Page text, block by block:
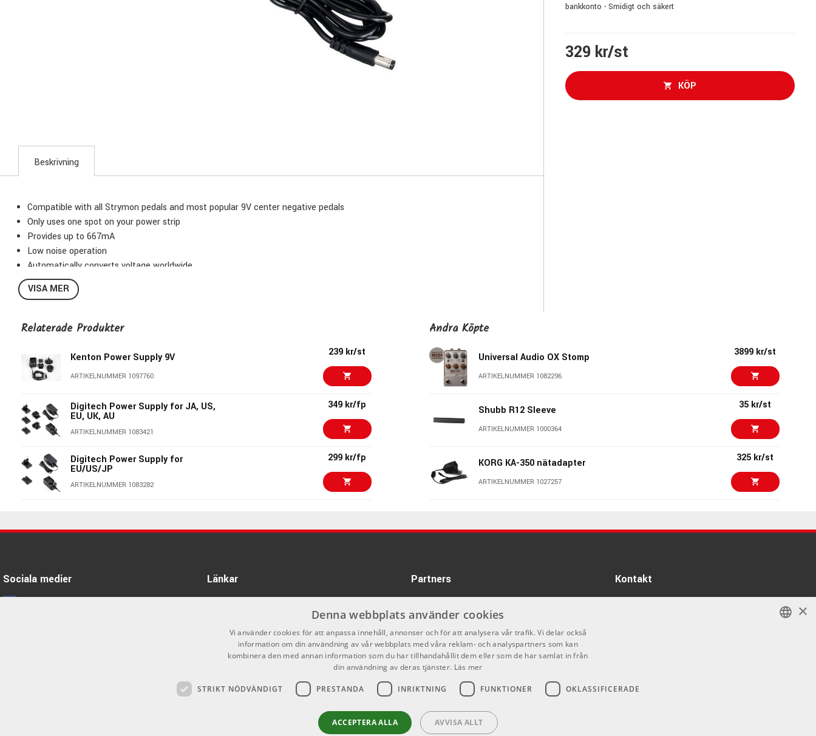
bankkonto - Smidigt och säkert
329 kr/st
KÖP
Beskrivning
Compatible with all Strymon pedals and most popular 9V center negative pedals
Only uses one spot on your power strip
Provides up to 667mA
Low noise operation
Automatically converts voltage worldwide
VISA MER
Relaterade Produkter
Kenton Power Supply 9V
ARTIKELNUMMER 1097760
239 kr/st
Digitech Power Supply for JA, US,
EU, UK, AU
ARTIKELNUMMER 1083421
349 kr/fp
Digitech Power Supply for
EU/US/JP
ARTIKELNUMMER 1083282
299 kr/fp
ARTIKELNUMMER 1097771
858 kr/st
340 kr/st
869 kr/st
Andra Köpte
Universal Audio OX Stomp
ARTIKELNUMMER 1082296
3899 kr/st
Shubb R12 Sleeve
ARTIKELNUMMER 1000364
35 kr/st
KORG KA-350 nätadapter
ARTIKELNUMMER 1027257
325 kr/st
ARTIKELNUMMER 1097760
Reno RU300-BLK - Grand Concert
Ukulele
ARTIKELNUMMER 1039743
Sennheiser EW-D 835-S SET Q1-6
ARTIKELNUMMER 1083906
Strymon Riverside Multistage
Sociala medier Länkar
Köpvillkor
Varumärken
Partners Kontakt
Helgdagar
×
Denna webbplats använder cookies
Vi använder cookies för att anpassa innehåll, annonser och för att analysera vår trafik. Vi delar också
information om din användning av vår webbplats med våra reklam- och analyspartners som kan
kombinera den med annan information som du har tillhandahållit dem eller som de har samlat in från
din användning av deras tjänster. Läs mer
STRIKT NÖDVÄNDIGT PRESTANDA INRIKTNING FUNKTIONER OKLASSIFICERADE
ACCEPTERA ALLA AVVISA ALLT